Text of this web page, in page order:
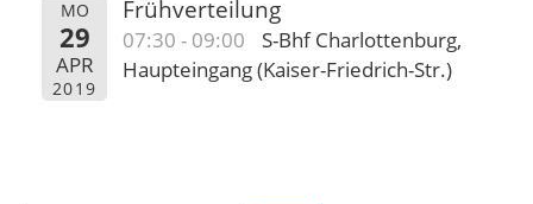
MO
29
APR
2019
Frühverteilung
07:30 - 09:00
S-Bhf Charlottenburg,
Haupteingang (Kaiser-Friedrich-Str.)